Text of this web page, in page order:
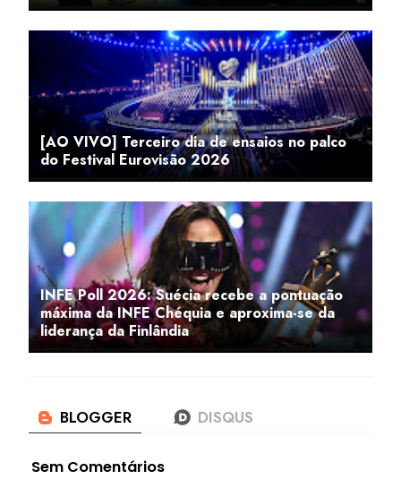
[AO VIVO] Terceiro dia de ensaios no palco
do Festival Eurovisão 2026
INFE Poll 2026: Suécia recebe a pontuação
máxima da INFE Chéquia e aproxima-se da
liderança da Finlândia
Sem Comentários